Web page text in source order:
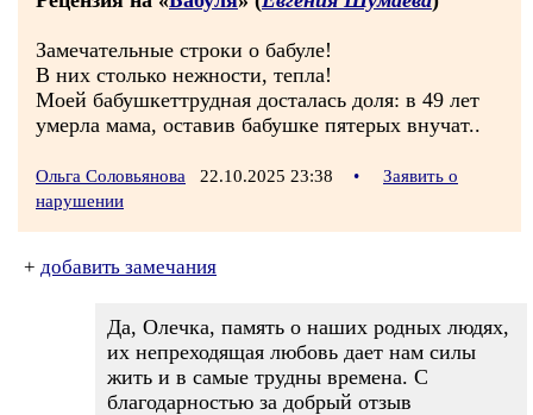
Замечательные строки о бабуле!
В них столько нежности, тепла!
Моей бабушкеттрудная досталась доля: в 49 лет
умерла мама, оставив бабушке пятерых внучат..
Ольга Соловьянова 22.10.2025 23:38 •
Заявить о
нарушении
+ добавить замечания
Да, Олечка, память о наших родных людях,
их непреходящая любовь дает нам силы
жить и в самые трудны времена. С
благодарностью за добрый отзыв